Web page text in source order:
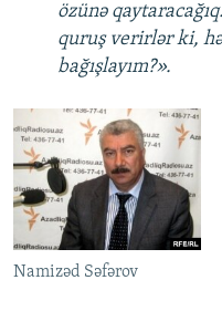
özünə
quruş verirlər ki,
bağışlayım?».
Namizəd Səfərov